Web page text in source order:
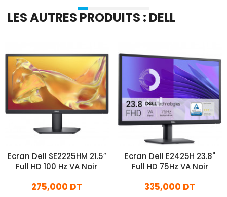
LES AUTRES PRODUITS : DELL
Ecran Dell SE2225HM 21.5″
Full HD 100 Hz VA Noir
275,000 DT
Ecran Dell E2425H 23.8''
Full HD 75Hz VA Noir
335,000 DT